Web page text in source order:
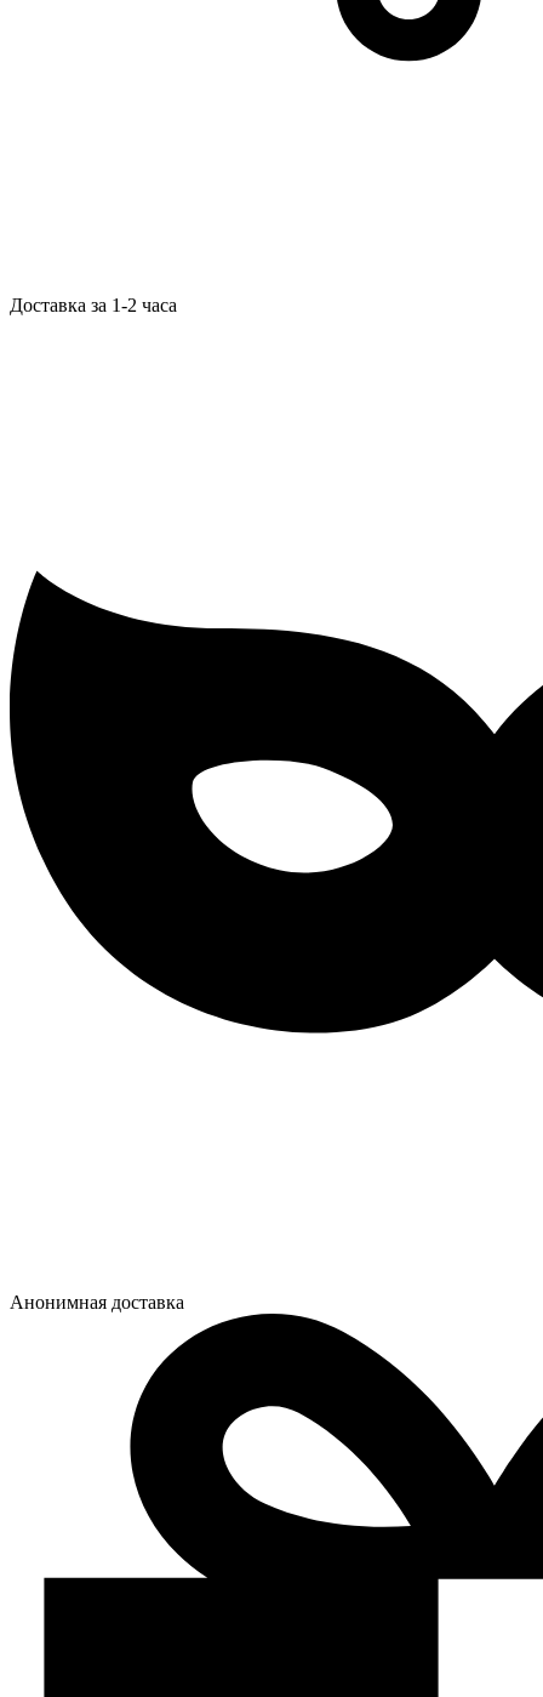
Доставка за 1-2 часа
Анонимная доставка